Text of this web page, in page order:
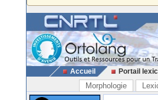
Accueil Portail
Morphologie